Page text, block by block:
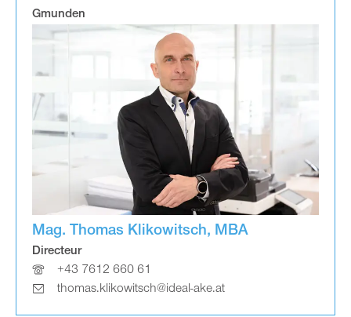
Gmunden
Mag. Thomas Klikowitsch, MBA
Directeur
+43 7612 660 61
thomas.klikowitsch@ideal-ake.at